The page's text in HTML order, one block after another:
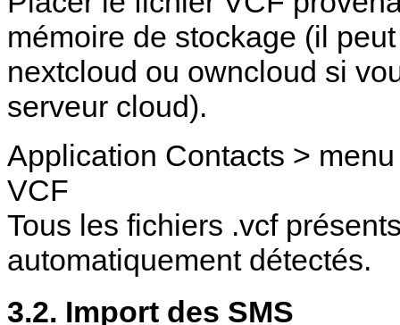
mémoire de stockage (il
nextcloud ou owncloud si
serveur cloud).
Application Contacts >
VCF
Tous les fichiers .vcf
automatiquement détectés.
3.2. Import des SMS